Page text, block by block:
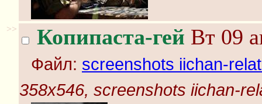
>> Копипаста-гей Вт 09
Файл: screenshots iichan-
358x546, screenshots iichan-